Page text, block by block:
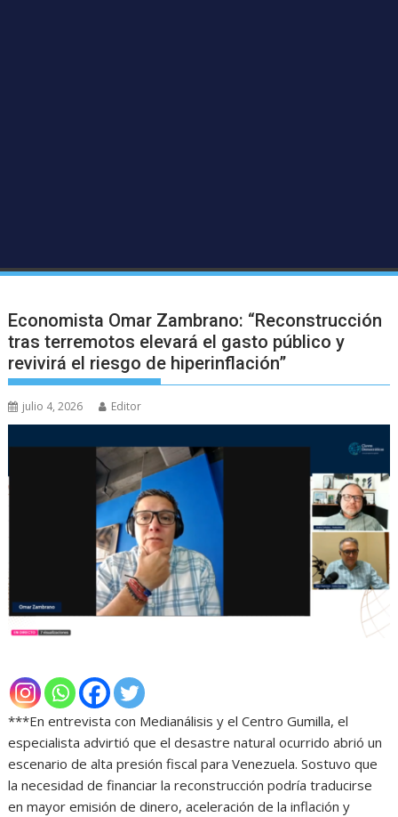
Economista Omar Zambrano: “Reconstrucción
tras terremotos elevará el gasto público y
revivirá el riesgo de hiperinflación”
julio 4, 2026 Editor
***En entrevista con Medianálisis y el Centro Gumilla, el
especialista advirtió que el desastre natural ocurrido abrió un
escenario de alta presión fiscal para Venezuela. Sostuvo que
la necesidad de financiar la reconstrucción podría traducirse
en mayor emisión de dinero, aceleración de la inflación y